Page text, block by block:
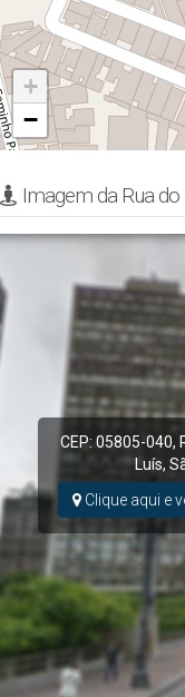
+
−
Imagem da Rua
CEP: 05805-040,
Luís,
Clique aqui e